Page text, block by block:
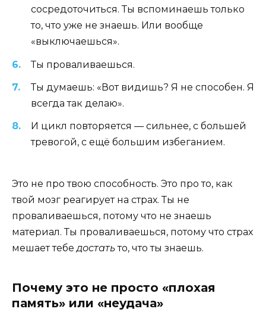
сосредоточиться. Ты вспоминаешь только
то, что уже не знаешь. Или вообще
«выключаешься».
Ты проваливаешься.
Ты думаешь: «Вот видишь? Я не способен. Я
всегда так делаю».
И цикл повторяется — сильнее, с большей
тревогой, с ещё большим избеганием.
Это не про твою способность. Это про то, как
твой мозг реагирует на страх. Ты не
проваливаешься, потому что не знаешь
материал. Ты проваливаешься, потому что страх
мешает тебедостатьто, что ты знаешь.
Почему это не просто «плохая
память» или «неудача»